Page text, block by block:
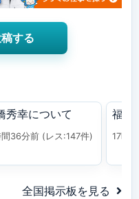
する
秀幸について
間36分前 (レス:147件)
福祉
17時
全国掲示板を見る